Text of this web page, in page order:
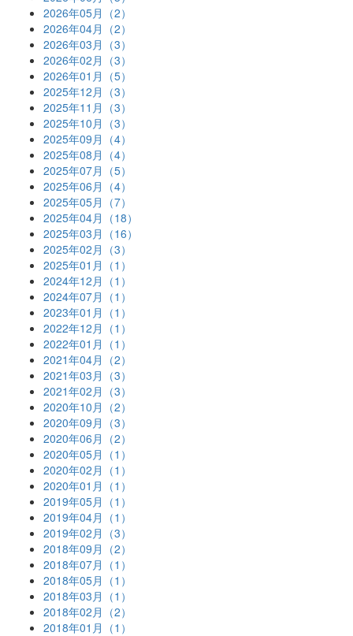
2026年05月（2）
2026年04月（2）
2026年03月（3）
2026年02月（3）
2026年01月（5）
2025年12月（3）
2025年11月（3）
2025年10月（3）
2025年09月（4）
2025年08月（4）
2025年07月（5）
2025年06月（4）
2025年05月（7）
2025年04月（18）
2025年03月（16）
2025年02月（3）
2025年01月（1）
2024年12月（1）
2024年07月（1）
2023年01月（1）
2022年12月（1）
2022年01月（1）
2021年04月（2）
2021年03月（3）
2021年02月（3）
2020年10月（2）
2020年09月（3）
2020年06月（2）
2020年05月（1）
2020年02月（1）
2020年01月（1）
2019年05月（1）
2019年04月（1）
2019年02月（3）
2018年09月（2）
2018年07月（1）
2018年05月（1）
2018年03月（1）
2018年02月（2）
2018年01月（1）